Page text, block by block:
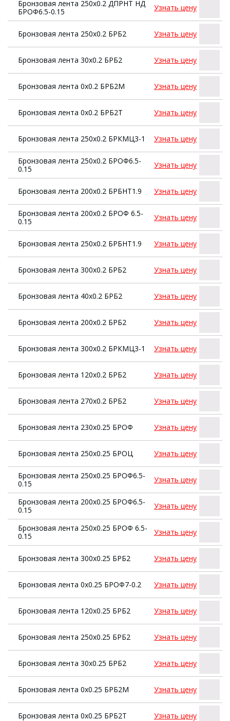
Бронзовая лента 250х0.2 ДПРНТ НД
БРОФ6.5-0.15
Узнать цену
Бронзовая лента 250х0.2 БРБ2 Узнать цену
Бронзовая лента 30х0.2 БРБ2 Узнать цену
Бронзовая лента 0х0.2 БРБ2М Узнать цену
Бронзовая лента 0х0.2 БРБ2Т Узнать цену
Бронзовая лента 250х0.2 БРКМЦ3-1 Узнать цену
Бронзовая лента 250х0.2 БРОФ6.5-
0.15
Узнать цену
Бронзовая лента 200х0.2 БРБНТ1.9 Узнать цену
Бронзовая лента 200х0.2 БРОФ 6.5-
0.15
Узнать цену
Бронзовая лента 250х0.2 БРБНТ1.9 Узнать цену
Бронзовая лента 300х0.2 БРБ2 Узнать цену
Бронзовая лента 40х0.2 БРБ2 Узнать цену
Бронзовая лента 200х0.2 БРБ2 Узнать цену
Бронзовая лента 300х0.2 БРКМЦ3-1 Узнать цену
Бронзовая лента 120х0.2 БРБ2 Узнать цену
Бронзовая лента 270х0.2 БРБ2 Узнать цену
Бронзовая лента 230х0.25 БРОФ Узнать цену
Бронзовая лента 250х0.25 БРОЦ Узнать цену
Бронзовая лента 250х0.25 БРОФ6.5-
0.15
Узнать цену
Бронзовая лента 200х0.25 БРОФ6.5-
0.15
Узнать цену
Бронзовая лента 250х0.25 БРОФ 6.5-
0.15
Узнать цену
Бронзовая лента 300х0.25 БРБ2 Узнать цену
Бронзовая лента 0х0.25 БРОФ7-0.2 Узнать цену
Бронзовая лента 120х0.25 БРБ2 Узнать цену
Бронзовая лента 250х0.25 БРБ2 Узнать цену
Бронзовая лента 30х0.25 БРБ2 Узнать цену
Бронзовая лента 0х0.25 БРБ2М Узнать цену
Бронзовая лента 0х0.25 БРБ2Т Узнать цену